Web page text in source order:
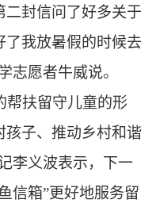
二封信问了好多关于
了我放暑假的时候去
志愿者牛威说。
扶留守儿童的形
孩子、推动乡村和谐
李义波表示，下一
信箱”更好地服务留